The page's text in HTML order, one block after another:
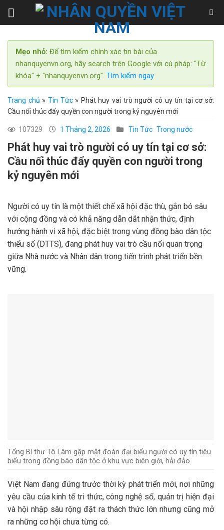
Skip
Mẹo nhỏ: Để tìm kiếm chính xác tin bài của
nhanquyenvn.org, hãy search trên Google với cú pháp: "Từ
khóa" + "nhanquyenvn.org". Tìm kiếm ngay
Trang chủ » Tin Tức» Phát huy vai trò người có uy tín tại cơ sở:
Cầu nối thúc đẩy quyền con người trong kỷ nguyên mới
107329 1 Tháng 2, 2026 Tin Tức Trong nước
Phát huy vai trò người có uy tín tại cơ sở:
Cầu nối thúc đẩy quyền con người trong
kỷ nguyên mới
Người có uy tín là một thiết chế xã hội đặc thù, gắn bó sâu
với cộng đồng và có khả năng dẫn dắt nhận thức, định
hướng hành vi xã hội, đặc biệt trong vùng đồng bào dân tộc
thiểu số (DTTS), đang phát huy vai trò cầu nối quan trọng
giữa Nhà nước và Nhân dân trong tiến trình phát triển bền
vững.
Tổng Bí thư Tô Lâm gặp mặt đoàn đại biểu người có uy tín tiêu
biểu trong đồng bào dân tộc ở khu vực biên giới, hải đảo.
Việt Nam đang đứng trước thời kỳ phát triển mới, nơi những
yêu cầu của kinh tế tri thức, công nghệ số, quản trị hiện đại
và hội nhập sâu rộng đặt ra thách thức lớn nhưng cũng mở
ra những cơ hội chưa từng có.